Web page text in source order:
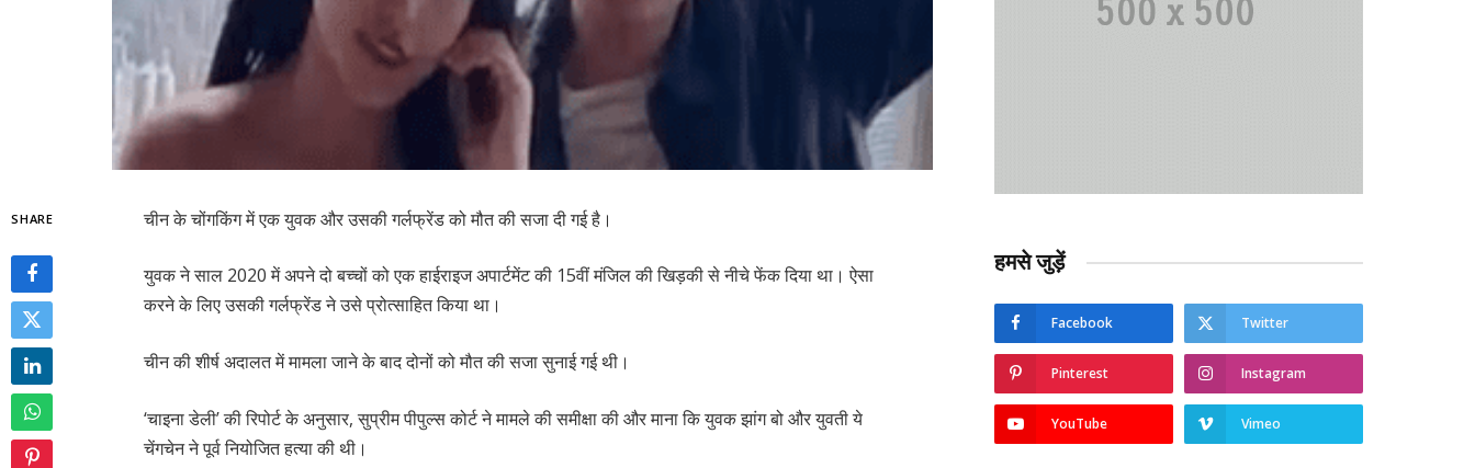
SHARE चीन के चोंगकिंग में एक युवक और उसकी गर्लफ्रेंड को मौत की सजा दी गई है।
युवक ने साल 2020 में अपने दो बच्चों को एक हाईराइज अपार्टमेंट की 15वीं मंजिल की खिड़की से नीचे फेंक दिया था। ऐसा
करने के लिए उसकी गर्लफ्रेंड ने उसे प्रोत्साहित किया था।
चीन की शीर्ष अदालत में मामला जाने के बाद दोनों को मौत की सजा सुनाई गई थी।
‘चाइना डेली’ की रिपोर्ट के अनुसार, सुप्रीम पीपुल्स कोर्ट ने मामले की समीक्षा की और माना कि युवक झांग बो और युवती ये
चेंगचेन ने पूर्व नियोजित हत्या की थी।
हमसे जुड़ें
Facebook Twitter
Pinterest Instagram
YouTube Vimeo